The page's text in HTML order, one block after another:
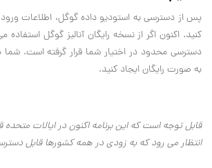
پس از دسترسی به استودیو داده گوگل، اطلاعات ورود
کنید. اکنون اگر از نسخه رایگان آنالیز گوگل استفاده
دسترسی محدود در اختیار شما قرار گرفته است. شما
به صورت رایگان ایجاد کنید.
قابل توجه است که این برنامه اکنون در ایالات
انتظار می رود که به زودی در همه کشورها قابل